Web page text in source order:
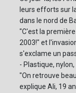
leurs efforts sur
dans le nord de
"C'est la
2003!" et
s'exclame un
- Plastique, nylon,
"On retrouve
explique Ali, 19